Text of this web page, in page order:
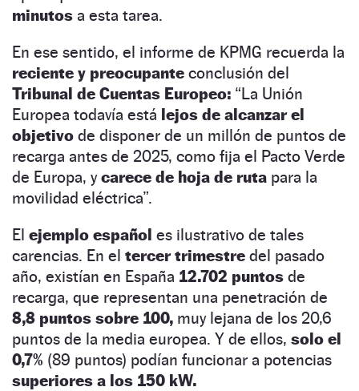
minutos a esta tarea.
En ese sentido, el informe de KPMG recuerda la
reciente y preocupante conclusión del
Tribunal de Cuentas Europeo: “La Unión
Europea todavía está lejos de alcanzar el
objetivo de disponer de un millón de puntos de
recarga antes de 2025, como fija el Pacto Verde
de Europa, ycarece de hoja de ruta para la
movilidad eléctrica”.
El ejemplo español es ilustrativo de tales
carencias. En el tercer trimestre del pasado
año, existían en España 12.702 puntos de
recarga, que representan una penetración de
8,8 puntos sobre 100, muy lejana de los 20,6
puntos de la media europea. Y de ellos, solo el
0,7% (89 puntos) podían funcionar a potencias
superiores a los 150 kW.